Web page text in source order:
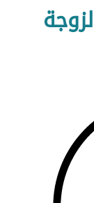
الزوجة